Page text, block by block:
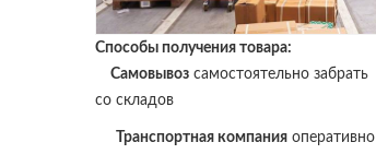
Способы получения товара:
Самовывоз самостоятельно забрать
со складов
Транспортная компания оперативно